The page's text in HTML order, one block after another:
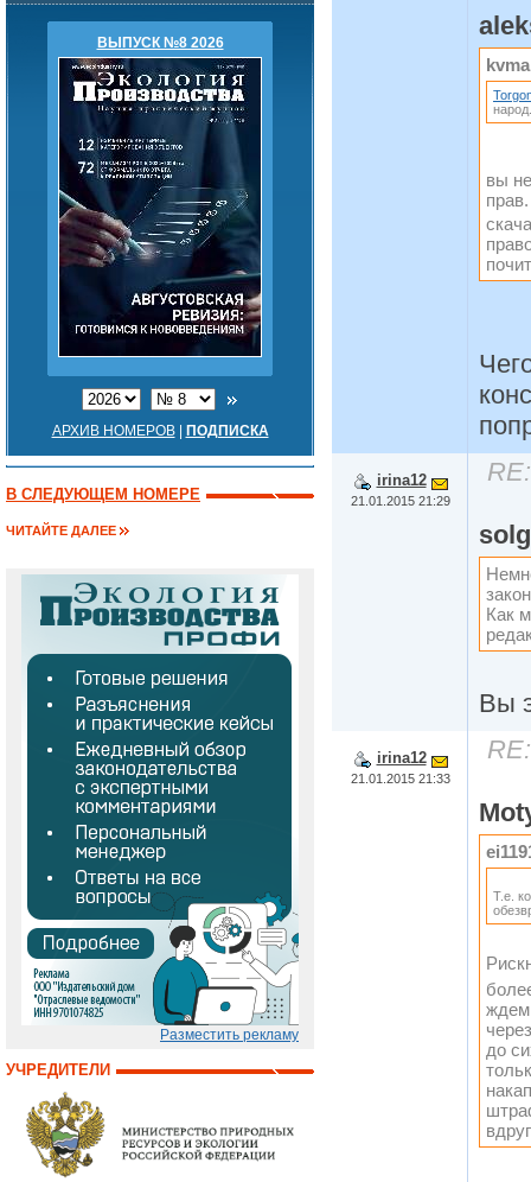
ВЫПУСК №8 2026
АРХИВ НОМЕРОВ| ПОДПИСКА
В СЛЕДУЮЩЕМ НОМЕРЕ
ЧИТАЙТЕ ДАЛЕЕ
Разместить рекламу
УЧРЕДИТЕЛИ
вы
irina12
21.01.2015 21:29
solg
Как
Вы
irina12
21.01.2015 21:33
Т.е.
ждем
до